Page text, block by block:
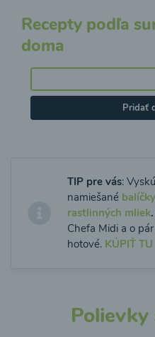
Recepty podľa
doma
Pridať
TIP pre vás:
namiešané
rastlinných mliek.
Chefa Midi a o
hotové. KÚPIŤ TU